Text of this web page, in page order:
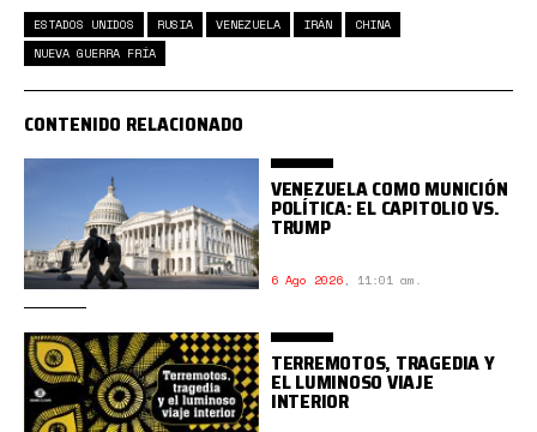
ESTADOS UNIDOS RUSIA VENEZUELA IRÁN
CHINA
NUEVA GUERRA FRÍA
CONTENIDO RELACIONADO
VENEZUELA COMO MUNICIÓN
POLÍTICA: EL CAPITOLIO VS.
TRUMP
6 Ago 2026, 11:01 am.
TERREMOTOS, TRAGEDIA Y
EL LUMINOSO VIAJE
INTERIOR